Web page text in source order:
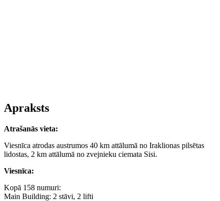
Apraksts
Atrašanās vieta:
Viesnīca atrodas austrumos 40 km attālumā no Iraklionas pilsētas
lidostas, 2 km attālumā no zvejnieku ciemata Sisi.
Viesnīca:
Kopā 158 numuri:
Main Building: 2 stāvi, 2 lifti